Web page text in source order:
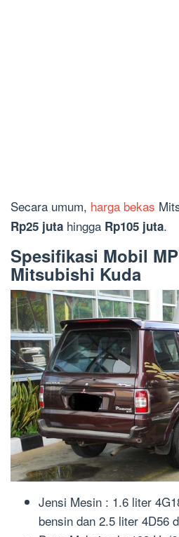
Secara umum, harga bekas
Rp25 juta hingga Rp105 juta.
Spesifikasi Mobil
Mitsubishi Kuda
Jensi Mesin : 1.6 liter
bensin dan 2.5 liter 4D56